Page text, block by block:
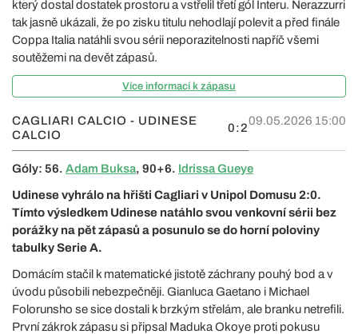
který dostal dostatek prostoru a vstřelil třetí gól Interu. Nerazzurri
tak jasně ukázali, že po zisku titulu nehodlají polevit a před finále
Coppa Italia natáhli svou sérii neporazitelnosti napříč všemi
soutěžemi na devět zápasů.
Více informací k zápasu
CAGLIARI CALCIO - UDINESE
CALCIO
0:2
09.05.2026 15:00
Góly: 56. Adam Buksa, 90+6. Idrissa Gueye
Udinese vyhrálo na hřišti Cagliari v Unipol Domusu 2:0.
Tímto výsledkem Udinese natáhlo svou venkovní sérii bez
porážky na pět zápasů a posunulo se do horní poloviny
tabulky Serie A.
Domácím stačil k matematické jistotě záchrany pouhý bod a v
úvodu působili nebezpečněji. Gianluca Gaetano i Michael
Folorunsho se sice dostali k brzkým střelám, ale branku netrefili.
První zákrok zápasu si připsal Maduka Okoye proti pokusu